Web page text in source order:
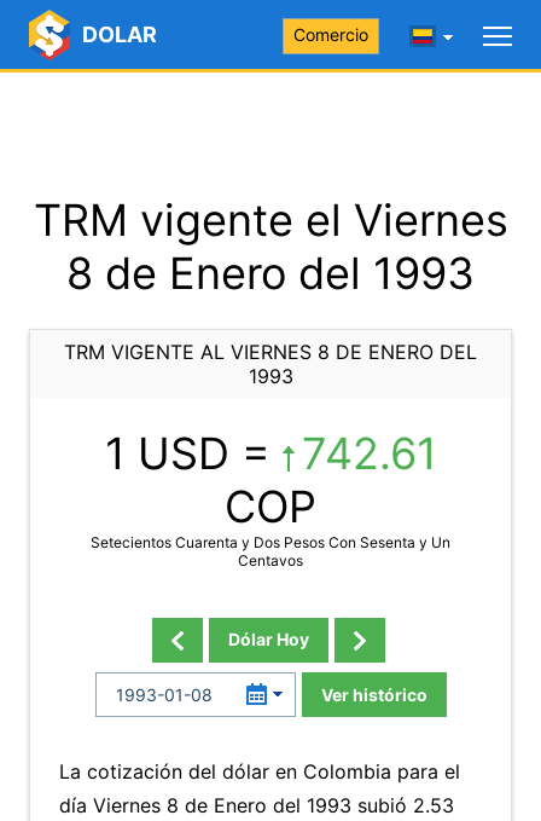
DOLAR Comercio
TRM vigente el Viernes
8 de Enero del 1993
TRM VIGENTE AL VIERNES 8 DE ENERO DEL
1993
1 USD =
742.61
COP
Setecientos Cuarenta y Dos Pesos Con Sesenta y Un
Centavos
Dólar Hoy
Ver histórico
La cotización del dólar en Colombia para el
día Viernes 8 de Enero del 1993 subió 2.53